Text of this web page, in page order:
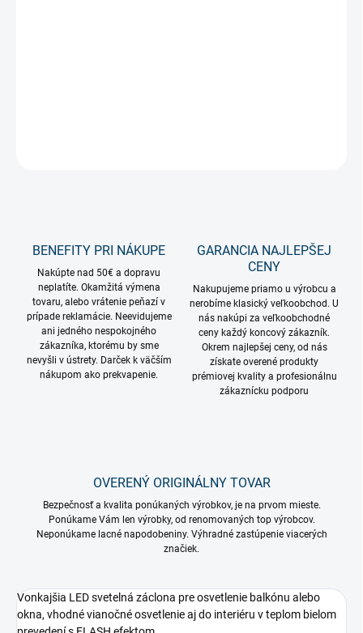
BENEFITY PRI NÁKUPE
Nakúpte nad 50€ a dopravu
neplatíte. Okamžitá výmena
tovaru, alebo vrátenie peňazí v
prípade reklamácie. Neevidujeme
ani jedného nespokojného
zákazníka, ktorému by sme
nevyšli v ústrety. Darček k väčším
nákupom ako prekvapenie.
GARANCIA NAJLEPŠEJ
CENY
Nakupujeme priamo u výrobcu a
nerobíme klasický veľkoobchod. U
nás nakúpi za veľkoobchodné
ceny každý koncový zákazník.
Okrem najlepšej ceny, od nás
získate overené produkty
prémiovej kvality a profesionálnu
zákaznícku podporu
OVERENÝ ORIGINÁLNY TOVAR
Bezpečnosť a kvalita ponúkaných výrobkov, je na prvom mieste.
Ponúkame Vám len výrobky, od renomovaných top výrobcov.
Neponúkame lacné napodobeniny. Výhradné zastúpenie viacerých
značiek.
Vonkajšia LED svetelná záclona pre osvetlenie balkónu alebo
okna, vhodné vianočné osvetlenie aj do interiéru v teplom bielom